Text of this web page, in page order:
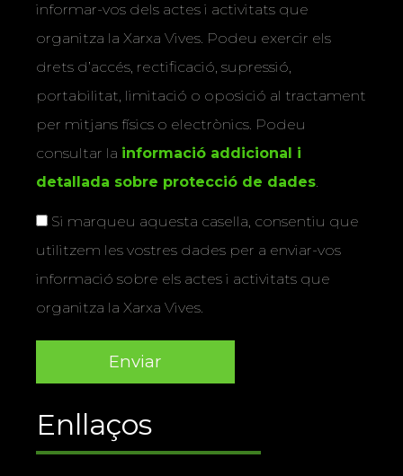
informar-vos dels actes i activitats que
organitza la Xarxa Vives. Podeu exercir els
drets d’accés, rectificació, supressió,
portabilitat, limitació o oposició al tractament
per mitjans físics o electrònics. Podeu
consultar la informació addicional i
detallada sobre protecció de dades.
Si marqueu aquesta casella, consentiu que
utilitzem les vostres dades per a enviar-vos
informació sobre els actes i activitats que
organitza la Xarxa Vives.
Enllaços